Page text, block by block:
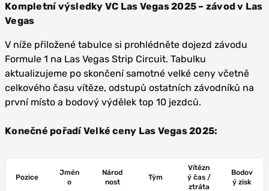
Kompletní výsledky VC Las Vegas 2025 – závod v Las
Vegas
V níže přiložené tabulce si prohlédněte dojezd závodu
Formule 1 na Las Vegas Strip Circuit. Tabulku
aktualizujeme po skončení samotné velké ceny včetně
celkového času vítěze, odstupů ostatních závodníků na
první místo a bodový výdělek top 10 jezdců.
Konečné pořadí Velké ceny Las Vegas 2025:
Pozice
Jmén
o
Národ
nost
Tým
Vítězn
ý čas /
ztráta
Bodov
ý zisk